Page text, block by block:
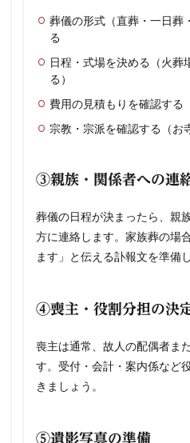
葬儀の形式（直葬・一日葬
る
日程・式場を決める（火葬
る）
費用の見積もりを確認する
宗教・宗派を確認する（お
③親族・関係者への連
葬儀の日程が決まったら、親
方に連絡します。家族葬の場
ます」と伝える訃報文を準備
④喪主・役割分担の決
喪主は通常、故人の配偶者ま
す。受付・会計・案内係など
きましょう。
⑤遺影写真の準備